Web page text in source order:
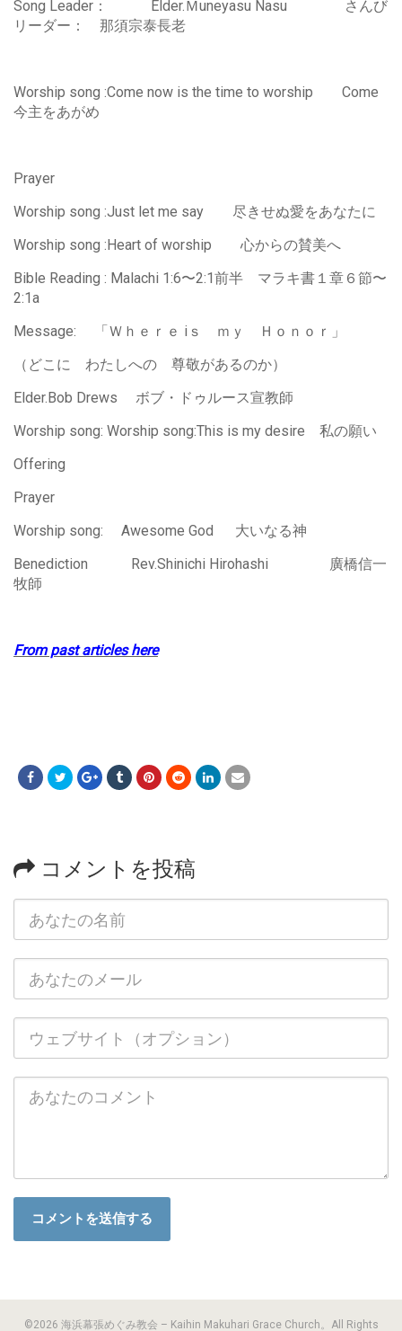
Song Leader： Elder.Ｍuneyasu Nasu さんび
リーダー： 那須宗泰長老
Worship song :Come now is the time to worship Come
今主をあがめ
Prayer
Worship song :Just let me say 尽きせぬ愛をあなたに
Worship song :Heart of worship 心からの賛美へ
Bible Reading : Malachi 1:6〜2:1前半 マラキ書１章６節〜
2:1a
Message: 「Ｗｈｅｒｅ iｓ ｍｙ Ｈｏｎｏｒ」
（どこに わたしへの 尊敬があるのか）
Elder.Bob Drews ボブ・ドゥルース宣教師
Worship song: Worship song:This is my desire 私の願い
Offering
Prayer
Worship song: Awesome God 大いなる神
Benediction Rev.Shinichi Hirohashi 廣橋信一
牧師
From past articles here
コメントを投稿
©2026 海浜幕張めぐみ教会 – Kaihin Makuhari Grace Church。All Rights